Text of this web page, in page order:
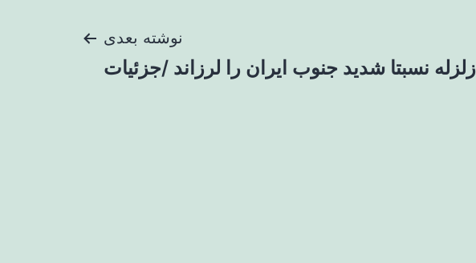
نوشته بعدی
زلزله نسبتا شدید جنوب ایران را لرزاند /جزئیات